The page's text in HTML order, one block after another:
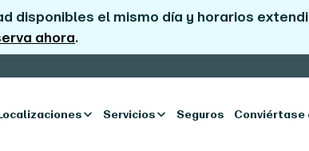
disponibles el mismo día y horarios
ahora.
Servicios Seguros Conviértase